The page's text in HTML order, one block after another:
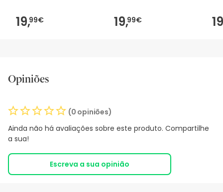
19,99€ 19,99€
Opiniões
(0 opiniões)
Ainda não há avaliações sobre este produto. Compartilhe
a sua!
Escreva a sua opinião